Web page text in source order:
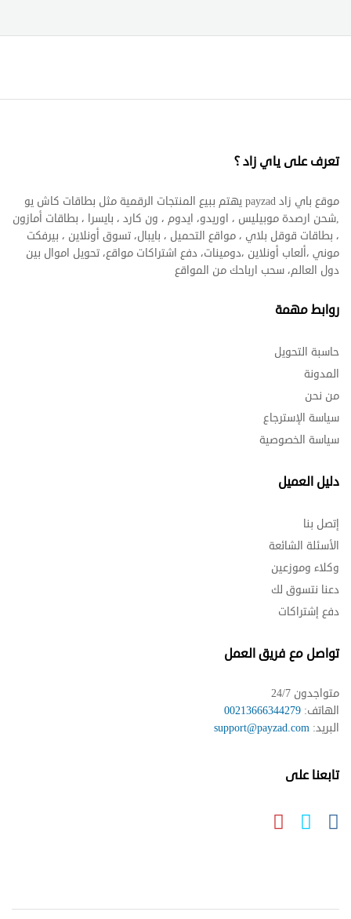
تعرف على ياي زاد ؟
موقع باي زاد payzad يهتم ببيع المنتجات الرقمية مثل بطاقات كاش يو
,شحن ارصدة موبيليس ، اوريدو، ايدوم ، ون كارد ، بايسرا ، بطاقات أمازون
، بطاقات قوقل بلاي ، مواقع التحميل ، بايبال، تسوق أونلاين ، بيرفكت
موني ،ألعاب أونلاين ،دومينات، دفع اشتراكات مواقع، تحويل اموال بين
دول العالم، سحب ارباحك من المواقع
روابط مهمة
حاسبة التحويل
المدونة
من نحن
سياسة الإسترجاع
سياسة الخصوصية
دليل العميل
إتصل بنا
الأسئلة الشائعة
وكلاء وموزعين
دعنا نتسوق لك
دفع إشتراكات
تواصل مع فريق العمل
متواجدون 24/7
الهاتف: 00213666344279
البريد: support@payzad.com
تابعنا على